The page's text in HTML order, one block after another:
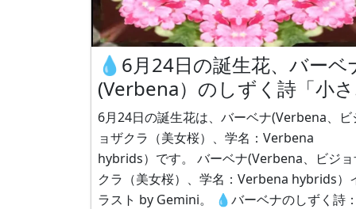
💧6月24日の誕生花、バーベ
(Verbena）のしずく詩「小
花のつながり」by Aqua
6月24日の誕生花は、バーベナ(Verbena、ビ
ョザクラ（美女桜）、学名：Verbena
hybrids）です。 バーベナ(Verbena、ビジョザ
クラ（美女桜）、学名：Verbena hybrids）
ラスト by Gemini。 💧バーベナのしずく詩：小